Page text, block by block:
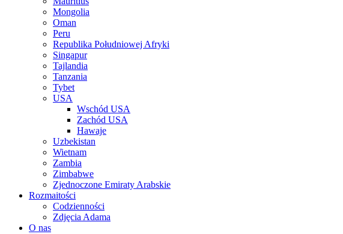
Mongolia
Oman
Peru
Republika Południowej Afryki
Singapur
Tajlandia
Tanzania
Tybet
USA
Wschód USA
Zachód USA
Hawaje
Uzbekistan
Wietnam
Zambia
Zimbabwe
Zjednoczone Emiraty Arabskie
Rozmaitości
Codzienności
Zdjęcia Adama
O nas